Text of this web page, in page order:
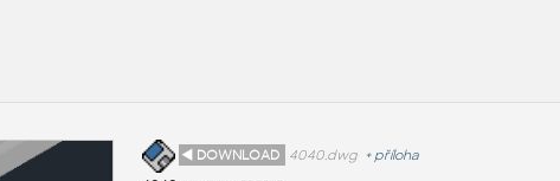
◄ DOWNLOAD 4040.dwg + příloha